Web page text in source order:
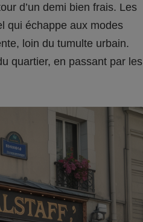
d’un demi bien frais. Les
qui échappe aux modes
loin du tumulte urbain.
quartier, en passant par les